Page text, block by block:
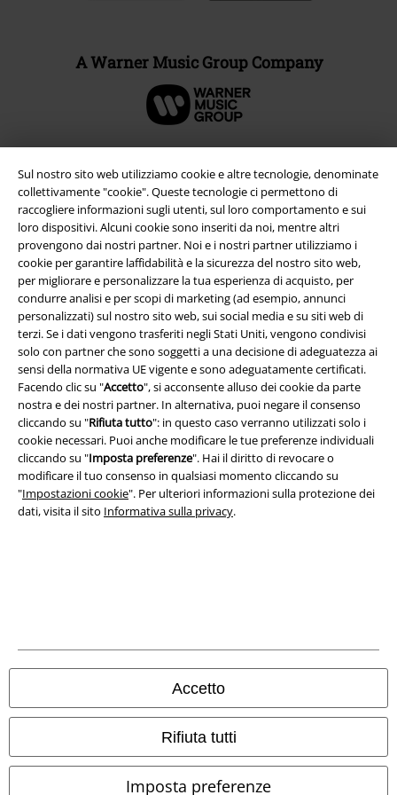
Sul nostro sito web utilizziamo cookie e altre tecnologie, denominate
collettivamente "cookie". Queste tecnologie ci permettono di
raccogliere informazioni sugli utenti, sul loro comportamento e sui
loro dispositivi. Alcuni cookie sono inseriti da noi, mentre altri
provengono dai nostri partner. Noi e i nostri partner utilizziamo i
cookie per garantire laffidabilità e la sicurezza del nostro sito web,
per migliorare e personalizzare la tua esperienza di acquisto, per
condurre analisi e per scopi di marketing (ad esempio, annunci
personalizzati) sul nostro sito web, sui social media e su siti web di
terzi. Se i dati vengono trasferiti negli Stati Uniti, vengono condivisi
solo con partner che sono soggetti a una decisione di adeguatezza ai
sensi della normativa UE vigente e sono adeguatamente certificati.
Facendo clic su "Accetto", si acconsente alluso dei cookie da parte
nostra e dei nostri partner. In alternativa, puoi negare il consenso
cliccando su "Rifiuta tutto": in questo caso verranno utilizzati solo i
cookie necessari. Puoi anche modificare le tue preferenze individuali
cliccando su "Imposta preferenze". Hai il diritto di revocare o
modificare il tuo consenso in qualsiasi momento cliccando su
"Impostazioni cookie". Per ulteriori informazioni sulla protezione dei
dati, visita il sito Informativa sulla privacy.
Accetto
Rifiuta tutti
Imposta preferenze
A Warner Music Group Company
Info legali
Termini & Condizioni
Redazione
Legge sulla Privacy
Smaltimento rifiuti e protezione dell’ambiente
Dichiarazione di Conformità
I prezzi sono IVA compresa. Spese ditrasporto escluse
© 1986-2026 EMP Mailorder Italia S.r.l.
Gli altri shop EMP nel mondo